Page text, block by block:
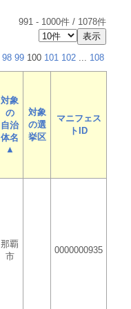
991 - 1000件 / 1078件
98 99 100 101 102 ... 108
対象
の
自治
体名
▲
対象
の選
挙区
マニフェス
トID
那覇
市
0000000935